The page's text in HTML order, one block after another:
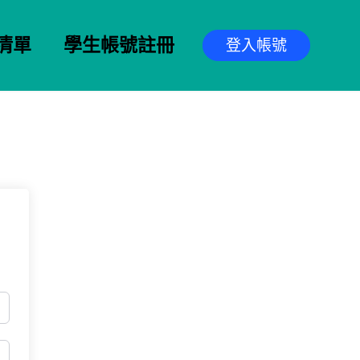
單 學生帳號註冊 登入帳號